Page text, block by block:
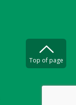
Top of page